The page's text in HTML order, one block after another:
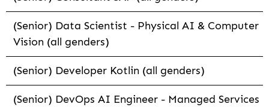
(Senior) Data Scientist - Physical AI & Computer
Vision (all genders)
(Senior) Developer Kotlin (all genders)
(Senior) DevOps AI Engineer - Managed Services